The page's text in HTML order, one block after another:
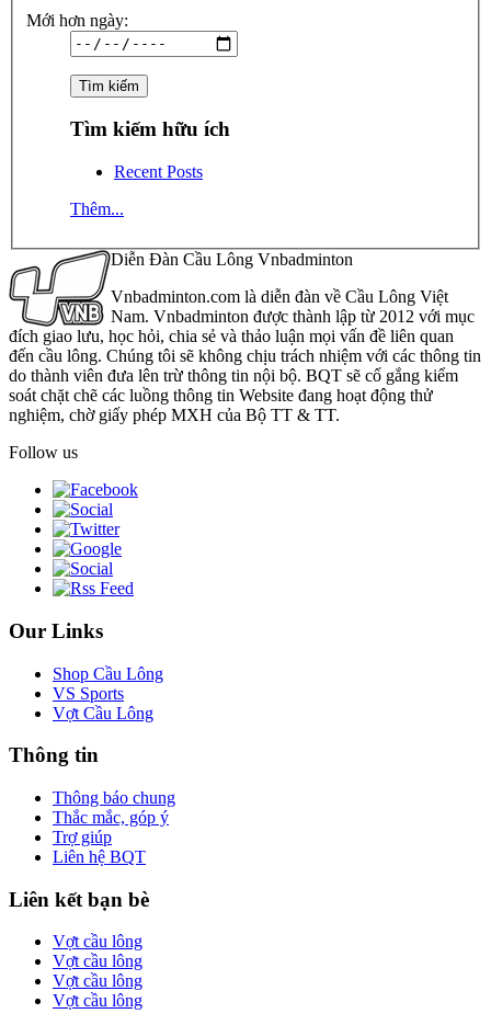
Mới hơn ngày:
Tìm kiếm hữu ích
Recent Posts
Thêm...
Diễn Đàn Cầu Lông Vnbadminton
Vnbadminton.com là diễn đàn về Cầu Lông Việt
Nam. Vnbadminton được thành lập từ 2012 với mục
đích giao lưu, học hỏi, chia sẻ và thảo luận mọi vấn đề liên quan
đến cầu lông. Chúng tôi sẽ không chịu trách nhiệm với các thông tin
do thành viên đưa lên trừ thông tin nội bộ. BQT sẽ cố gắng kiểm
soát chặt chẽ các luồng thông tin Website đang hoạt động thử
nghiệm, chờ giấy phép MXH của Bộ TT & TT.
Follow us
Our Links
Shop Cầu Lông
VS Sports
Vợt Cầu Lông
Thông tin
Thông báo chung
Thắc mắc, góp ý
Trợ giúp
Liên hệ BQT
Liên kết bạn bè
Vợt cầu lông
Vợt cầu lông
Vợt cầu lông
Vợt cầu lông